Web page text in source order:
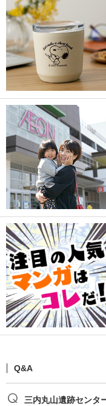
Q&A
三内丸山遺跡センタ